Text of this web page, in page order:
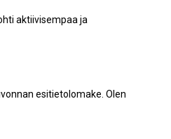
aktiivisempaa ja
esitietolomake. Olen